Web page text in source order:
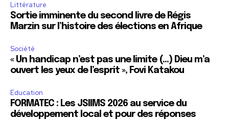
Littérature
Sortie imminente du second livre de Régis
Marzin sur l’histoire des élections en Afrique
Société
« Un handicap n’est pas une limite (…) Dieu m’a
ouvert les yeux de l’esprit », Fovi Katakou
Education
FORMATEC : Les JSIIMS 2026 au service du
développement local et pour des réponses